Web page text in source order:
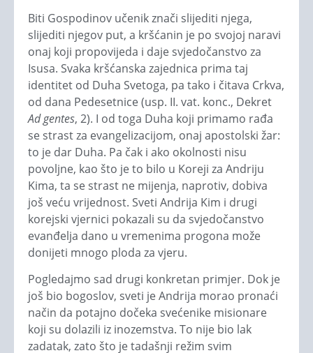
Biti Gospodinov učenik znači slijediti njega,
slijediti njegov put, a kršćanin je po svojoj naravi
onaj koji propovijeda i daje svjedočanstvo za
Isusa. Svaka kršćanska zajednica prima taj
identitet od Duha Svetoga, pa tako i čitava Crkva,
od dana Pedesetnice (usp. II. vat. konc., Dekret
Ad gentes, 2). I od toga Duha koji primamo rađa
se strast za evangelizacijom, onaj apostolski žar:
to je dar Duha. Pa čak i ako okolnosti nisu
povoljne, kao što je to bilo u Koreji za Andriju
Kima, ta se strast ne mijenja, naprotiv, dobiva
još veću vrijednost. Sveti Andrija Kim i drugi
korejski vjernici pokazali su da svjedočanstvo
evanđelja dano u vremenima progona može
donijeti mnogo ploda za vjeru.
Pogledajmo sad drugi konkretan primjer. Dok je
još bio bogoslov, sveti je Andrija morao pronaći
način da potajno dočeka svećenike misionare
koji su dolazili iz inozemstva. To nije bio lak
zadatak, zato što je tadašnji režim svim